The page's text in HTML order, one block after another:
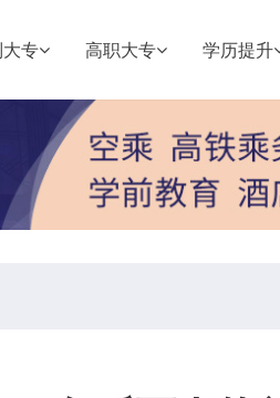
专 高职大专 学历提升